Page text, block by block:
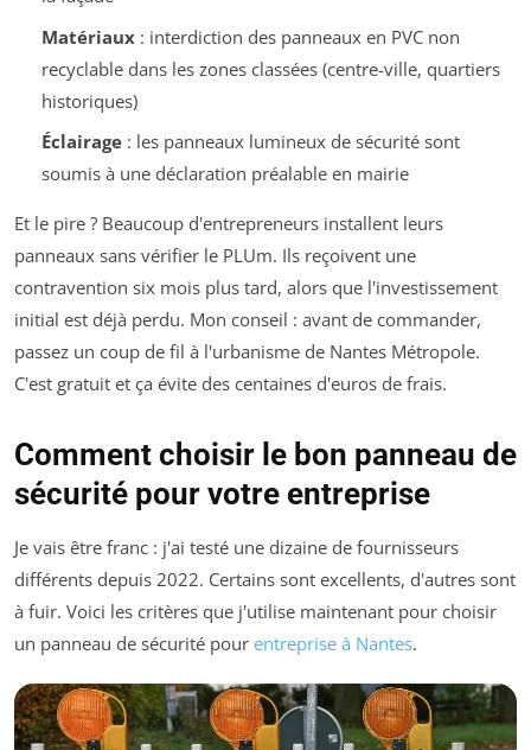
Matériaux: interdiction des panneaux en PVC non
recyclable dans les zones classées (centre-ville, quartiers
historiques)
Éclairage: les panneaux lumineux de sécurité sont
soumis à une déclaration préalable en mairie
Et le pire ? Beaucoup d'entrepreneurs installent leurs
panneaux sans vérifier le PLUm. Ils reçoivent une
contravention six mois plus tard, alors que l'investissement
initial est déjà perdu. Mon conseil : avant de commander,
passez un coup de fil à l'urbanisme de Nantes Métropole.
C'est gratuit et ça évite des centaines d'euros de frais.
Comment choisir le bon panneau de
sécurité pour votre entreprise
Je vais être franc : j'ai testé une dizaine de fournisseurs
différents depuis 2022. Certains sont excellents, d'autres sont
à fuir. Voici les critères que j'utilise maintenant pour choisir
un panneau de sécurité pour entreprise à Nantes.